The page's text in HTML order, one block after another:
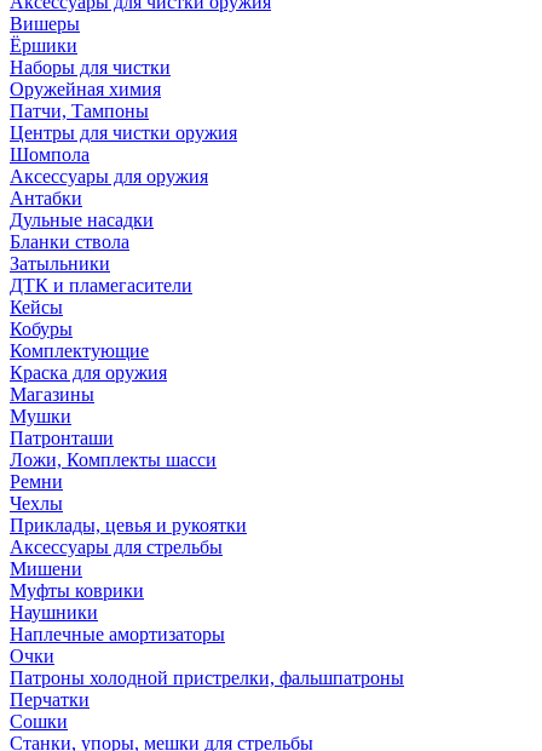
Вишеры
Ёршики
Наборы для чистки
Оружейная химия
Патчи, Тампоны
Центры для чистки оружия
Шомпола
Аксессуары для оружия
Антабки
Дульные насадки
Бланки ствола
Затыльники
ДТК и пламегасители
Кейсы
Кобуры
Комплектующие
Краска для оружия
Магазины
Мушки
Патронташи
Ложи, Комплекты шасси
Ремни
Чехлы
Приклады, цевья и рукоятки
Аксессуары для стрельбы
Мишени
Муфты коврики
Наушники
Наплечные амортизаторы
Очки
Патроны холодной пристрелки, фальшпатроны
Перчатки
Сошки
Станки, упоры, мешки для стрельбы